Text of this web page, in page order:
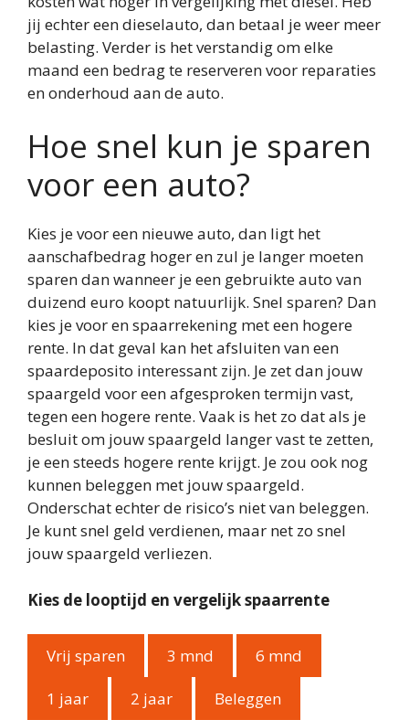
jij echter een dieselauto, dan betaal je weer meer
belasting. Verder is het verstandig om elke
maand een bedrag te reserveren voor reparaties
en onderhoud aan de auto.
Hoe snel kun je sparen
voor een auto?
Kies je voor een nieuwe auto, dan ligt het
aanschafbedrag hoger en zul je langer moeten
sparen dan wanneer je een gebruikte auto van
duizend euro koopt natuurlijk. Snel sparen? Dan
kies je voor en spaarrekening met een hogere
rente. In dat geval kan het afsluiten van een
spaardeposito interessant zijn. Je zet dan jouw
spaargeld voor een afgesproken termijn vast,
tegen een hogere rente. Vaak is het zo dat als je
besluit om jouw spaargeld langer vast te zetten,
je een steeds hogere rente krijgt. Je zou ook nog
kunnen beleggen met jouw spaargeld.
Onderschat echter de risico’s niet van beleggen.
Je kunt snel geld verdienen, maar net zo snel
jouw spaargeld verliezen.
Kies de looptijd en vergelijk spaarrente
Vrij sparen 3 mnd 6 mnd
1 jaar 2 jaar
Beleggen